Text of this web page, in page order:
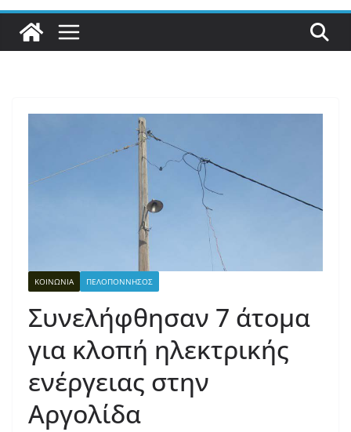
ΚΟΙΝΩΝΙΑ ΠΕΛΟΠΟΝΝΗΣΟΣ
Συνελήφθησαν 7 άτομα
για κλοπή ηλεκτρικής
ενέργειας στην
Αργολίδα